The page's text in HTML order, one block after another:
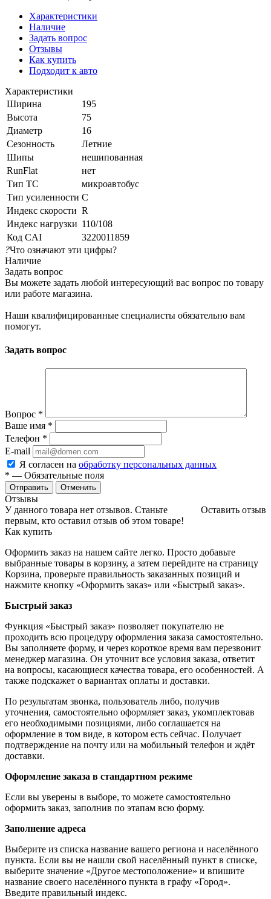
Характеристики
Наличие
Задать вопрос
Отзывы
Как купить
Подходит к авто
Характеристики
Ширина
195
Высота
75
Диаметр
16
Сезонность
Летние
Шипы
нешипованная
RunFlat
нет
Тип ТС
микроавтобус
Тип усиленности C
Индекс скорости R
Индекс нагрузки 110/108
Код CAI
3220011859
?Что означают эти цифры?
Наличие
Задать вопрос
Вы можете задать любой интересующий вас вопрос по товару
или работе магазина.
Наши квалифицированные специалисты обязательно вам
помогут.
Задать вопрос
Вопрос *
Ваше имя *
Телефон *
E-mail
Я согласен на обработку персональных данных
* — Обязательные поля
Отменить
Отзывы
Оставить отзыв
У данного товара нет отзывов. Станьте
первым, кто оставил отзыв об этом товаре!
Как купить
Оформить заказ на нашем сайте легко. Просто добавьте
выбранные товары в корзину, а затем перейдите на страницу
Корзина, проверьте правильность заказанных позиций и
нажмите кнопку «Оформить заказ» или «Быстрый заказ».
Быстрый заказ
Функция «Быстрый заказ» позволяет покупателю не
проходить всю процедуру оформления заказа самостоятельно.
Вы заполняете форму, и через короткое время вам перезвонит
менеджер магазина. Он уточнит все условия заказа, ответит
на вопросы, касающиеся качества товара, его особенностей. А
также подскажет о вариантах оплаты и доставки.
По результатам звонка, пользователь либо, получив
уточнения, самостоятельно оформляет заказ, укомплектовав
его необходимыми позициями, либо соглашается на
оформление в том виде, в котором есть сейчас. Получает
подтверждение на почту или на мобильный телефон и ждёт
доставки.
Оформление заказа в стандартном режиме
Если вы уверены в выборе, то можете самостоятельно
оформить заказ, заполнив по этапам всю форму.
Заполнение адреса
Выберите из списка название вашего региона и населённого
пункта. Если вы не нашли свой населённый пункт в списке,
выберите значение «Другое местоположение» и впишите
название своего населённого пункта в графу «Город».
Введите правильный индекс.